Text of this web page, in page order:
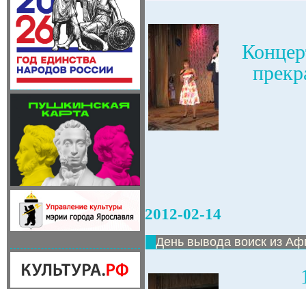
2012-02-14
День вывода воиск из